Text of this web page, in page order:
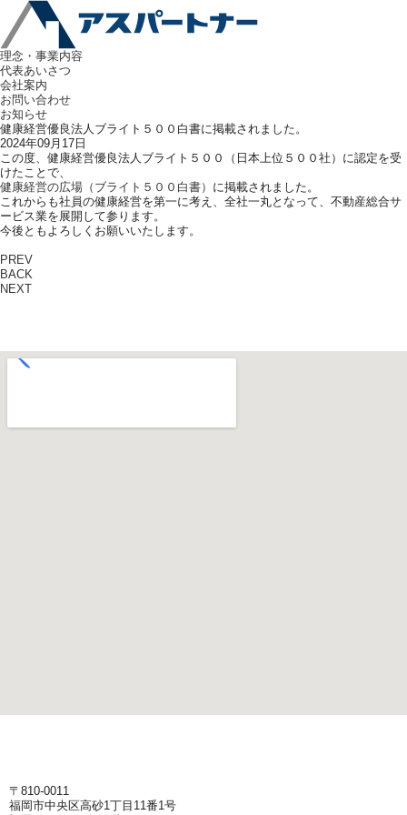
理念・事業内容
代表あいさつ
会社案内
お問い合わせ
お知らせ
健康経営優良法人ブライト５００白書に掲載されました。
2024年09月17日
この度、健康経営優良法人ブライト５００（日本上位５００社）に認定を受
けたことで、
健康経営の広場（ブライト５００白書） に掲載されました。
これからも社員の健康経営を第一に考え、全社一丸となって、不動産総合サ
ービス業を展開して参ります。
今後ともよろしくお願いいたします。
PREV
BACK
NEXT
〒810-0011
福岡市中央区高砂1丁目11番1号